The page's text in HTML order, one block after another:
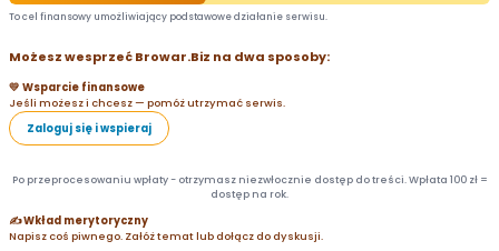
To cel finansowy umożliwiający podstawowe działanie serwisu.
Możesz wesprzeć Browar.Biz na dwa sposoby:
💛 Wsparcie finansowe
Jeśli możesz i chcesz — pomóż utrzymać serwis.
Zaloguj się i wspieraj
Po przeprocesowaniu wpłaty - otrzymasz niezwłocznie dostęp do treści. Wpłata 100 zł =
dostęp na rok.
✍️ Wkład merytoryczny
Napisz coś piwnego. Załóż temat lub dołącz do dyskusji.